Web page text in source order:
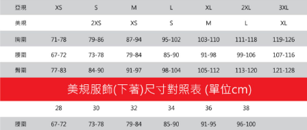
每筆NT$100，滿NT$1,800(含以上)免運費
宅配(離島恕不配送)
每筆NT$150，滿NT$1,800(含以上)免運費
宅配貨到付款(離島恕不配送)